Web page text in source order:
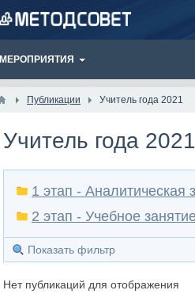
МЕРОПРИЯТИЯ
Публикации Учитель года 2021
Учитель года 2021
1 этап - Аналитическая
2 этап - Учебное
Показать фильтр
Нет публикаций для отображения